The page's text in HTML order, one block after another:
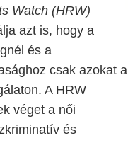
Watch (HRW)
azt is, hogy a
és a
csak azokat a
A HRW
véget a női
és